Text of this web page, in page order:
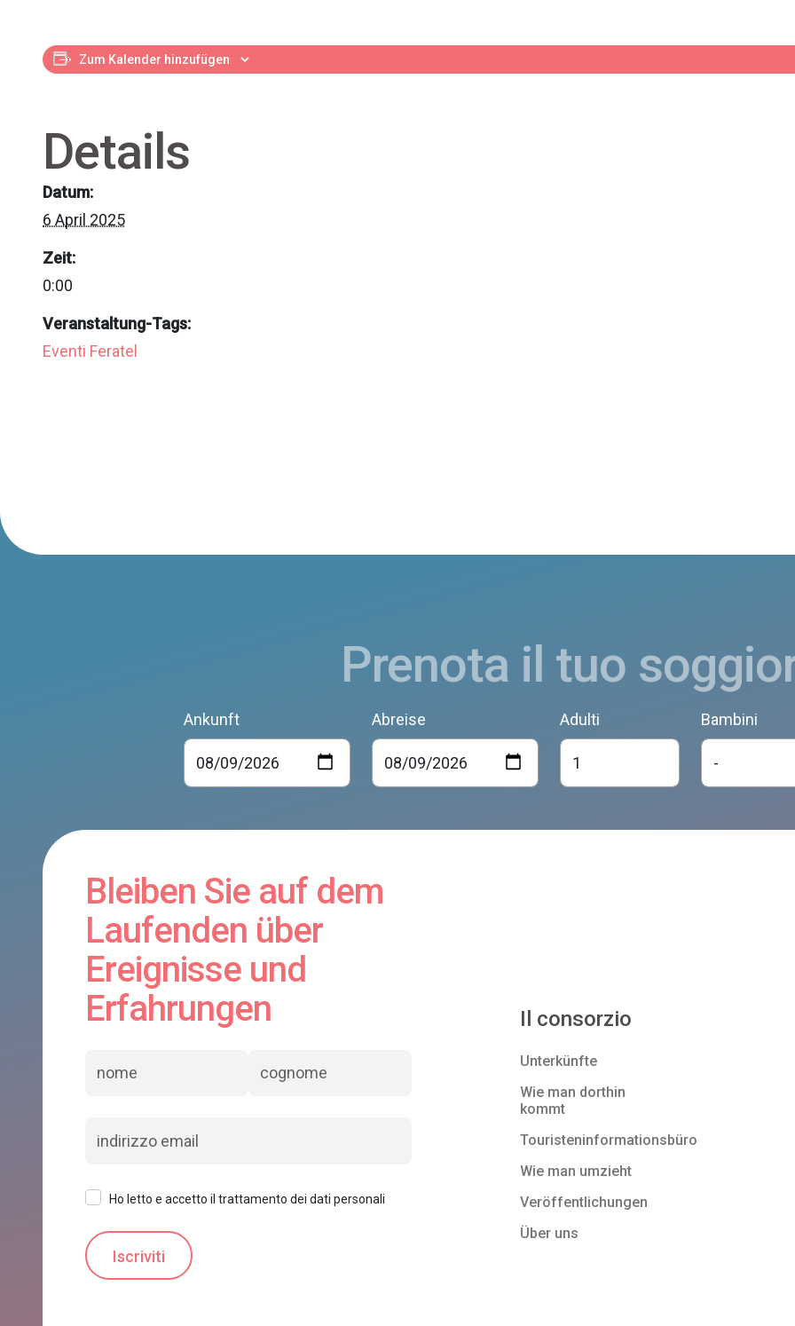
Zum Kalender hinzufügen
Details
Datum:
6 April 2025
Zeit:
0:00
Veranstaltung-Tags:
Eventi Feratel
Prenota il tuo
Ankunft Abreise Adulti Bambini
Bleiben Sie auf dem
Laufenden über
Ereignisse und
Erfahrungen
Ho letto e accetto il trattamento dei dati personali
Il consorzio
Unterkünfte
Wie man dorthin
kommt
Touristeninformationsbüro
Wie man umzieht
Veröffentlichungen
Über uns